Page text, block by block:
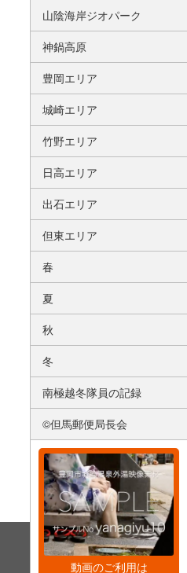
山陰海岸ジオパーク
神鍋高原
豊岡エリア
城崎エリア
竹野エリア
日高エリア
出石エリア
但東エリア
春
夏
秋
冬
南極越冬隊員の記録
©但馬郵便局長会
動画のご利用は